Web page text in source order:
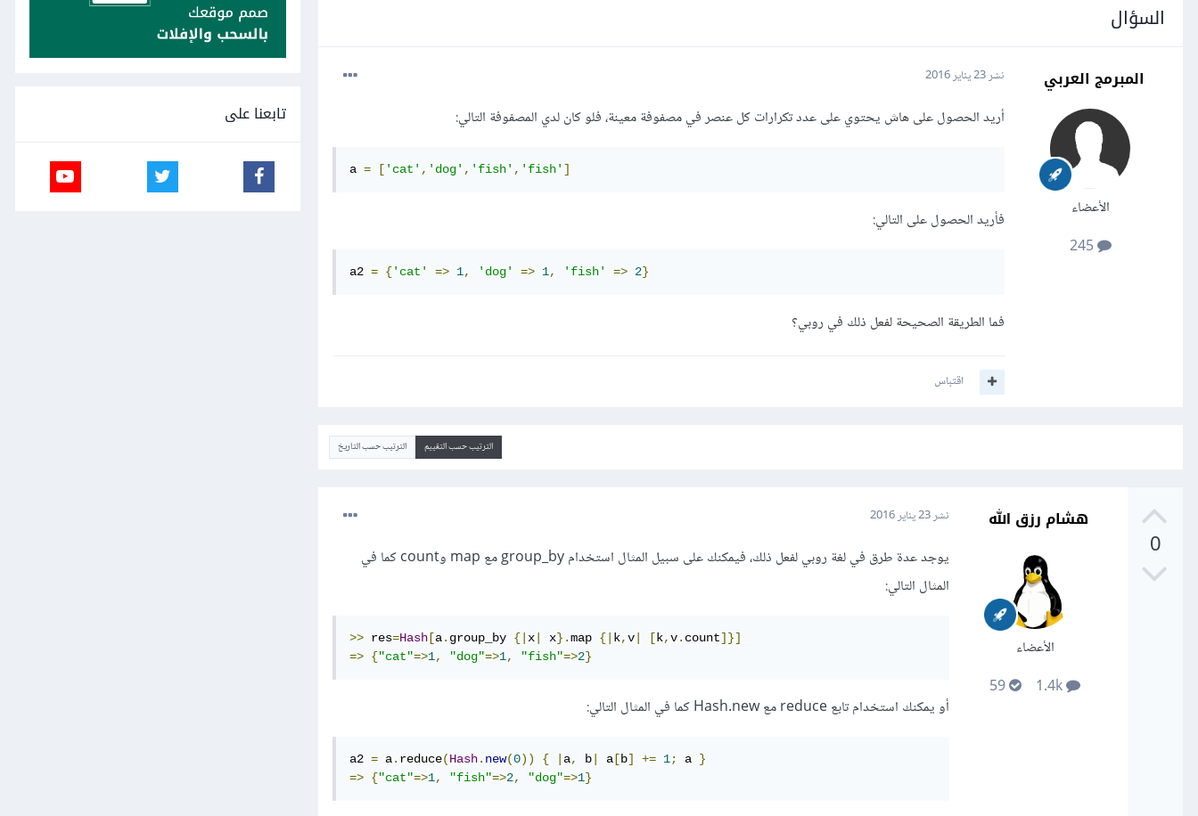
السؤال
المبرمج العربي
الأعضاء
245
نشر23 يناير 2016
أريد الحصول على هاش يحتوي على عدد تكرارات كل عنصر في مصفوفة معينة، فلو كان لدي المصفوفة التالي:
a = [ 'cat' , 'dog' , 'fish' , 'fish' ]
فأريد الحصول على التالي:
a2 = {'cat' => 1, 'dog' => 1, 'fish' => 2}
فما الطريقة الصحيحة لفعل ذلك في روبي؟
اقتباس
الترتيب حسب التقييم الترتيب حسب التاريخ
0
هشام رزق الله
الأعضاء
نشر23 يناير 2016
يوجد عدة طرق في لغة روبي لفعل ذلك، فيمكنك على سبيل المثال استخدام group_by مع map وcount كما في
المثال التالي:
>> res=Hash [a. group_by {| x x}.map {| k,v [k,v. count]}]
=> {"cat"=>1, "dog"=>1, "fish"=>2}
أو يمكنك استخدام تابع reduce مع Hash.new كما في المثال التالي:
a2 = a. reduce(Hash. new(0)) { a, b a [b] += 1; a }
=> {"cat"=>1, "fish"=>2, "dog"=>1}
تابعنا على